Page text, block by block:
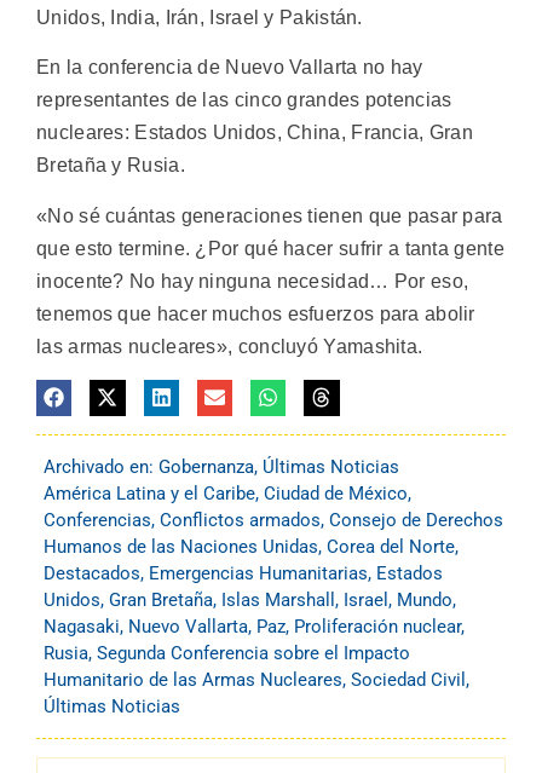
Unidos, India, Irán, Israel y Pakistán.
En la conferencia de Nuevo Vallarta no hay
representantes de las cinco grandes potencias
nucleares: Estados Unidos, China, Francia, Gran
Bretaña y Rusia.
«No sé cuántas generaciones tienen que pasar para
que esto termine. ¿Por qué hacer sufrir a tanta gente
inocente? No hay ninguna necesidad… Por eso,
tenemos que hacer muchos esfuerzos para abolir
las armas nucleares», concluyó Yamashita.
Archivado en: Gobernanza, Últimas Noticias
América Latina y el Caribe, Ciudad de México,
Conferencias, Conflictos armados, Consejo de Derechos
Humanos de las Naciones Unidas, Corea del Norte,
Destacados, Emergencias Humanitarias, Estados
Unidos, Gran Bretaña, Islas Marshall , Israel , Mundo,
Nagasaki, Nuevo Vallarta, Paz, Proliferación nuclear,
Rusia, Segunda Conferencia sobre el Impacto
Humanitario de las Armas Nucleares, Sociedad Civil ,
Últimas Noticias